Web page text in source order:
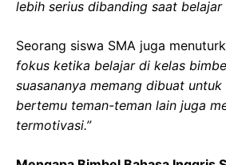
lebih serius dibanding saat belajar
Seorang siswa SMA juga
fokus ketika belajar di kelas
suasananya memang dibuat untuk
bertemu teman-teman lain juga
termotivasi.”